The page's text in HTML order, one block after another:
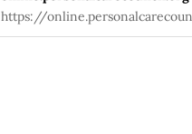
https://